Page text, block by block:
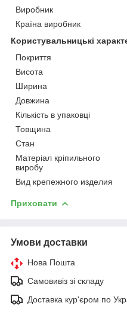
Виробник
Країна виробник
Користувальницькі
Покриття
Висота
Ширина
Довжина
Кількість в упаковці
Товщина
Стан
Матеріал кріпильного
виробу
Вид крепежного изделия
Приховати
Умови доставки
Нова Пошта
Самовивіз зі складу
Доставка кур'єром по